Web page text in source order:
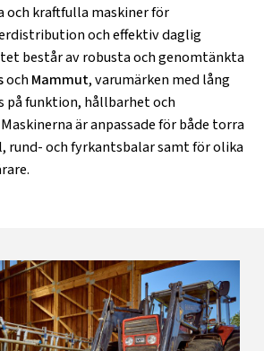
och kraftfulla maskiner för
och effektiv daglig
består av robusta och genomtänkta
ochMammut, varumärken med lång
på funktion, hållbarhet och
är anpassade för både torra
rund- och fyrkantsbalar samt för olika